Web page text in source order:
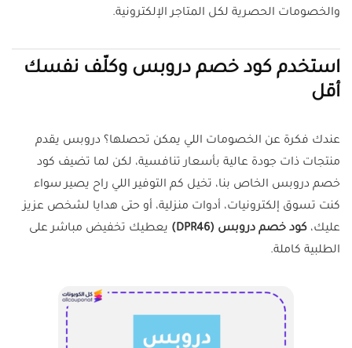
والخصومات الحصرية لكل المتاجر الإلكترونية.
استخدم كود خصم دروبس وكلّف نفسك
أقل
عندك فكرة عن الخصومات اللي يمكن تحصلها؟ دروبس يقدم
منتجات ذات جودة عالية بأسعار تنافسية، لكن لما تضيف كود
خصم دروبس الخاص بنا، تخيل كم التوفير اللي راح يصير سواء
كنت تسوق إلكترونيات، أدوات منزلية، أو حتى هدايا لشخص عزيز
عليك، كود خصم دروبس (DPR46)
يعطيك تخفيض مباشر على
الطلبية كاملة.